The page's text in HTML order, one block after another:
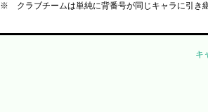
※ クラブチームは単純に背番号が同じキャラに引き
キ